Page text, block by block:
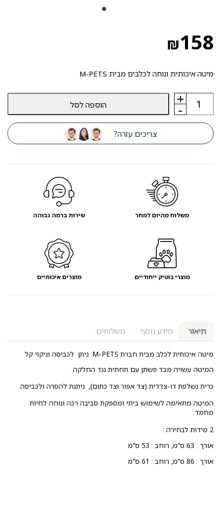
₪158
מיטה איכותית ונוחה לכלבים מבית M-PETS
-
כמות
מיטה
לכלב
מון
אפור
כתום
+ הוספה לסל
צריכים עזרה?
תיאור מידע נוסף משלוחים
מיטה איכותית לכלב מבית חברת M-PETS. ניתן לכביסה וניקוי קל
המיטה עשויה מבד פשתן עם תחתית נגד החלקה.
כרית נשלפת דו-צדדית (צד אפור וצד כתום), ניתנת להסרה ולכביסה.
המיטה מתאימה לשימוש ביתי ומספקת סביבה רכה ונוחה לחיות
מחמד.
2 מידות לבחירה :
אורך : 63 ס"מ, רוחב : 53 ס"מ
אורך : 86 ס"מ, רוחב : 61 ס"מ
משלוח מהיום למחר שירות ברמה גבוהה
מוצרי בוטיק ייחודיים מוצרים איכותיים